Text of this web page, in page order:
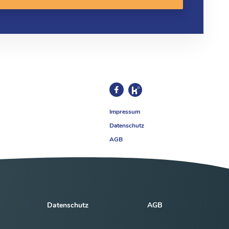
Impressum
Datenschutz
AGB
Datenschutz AGB